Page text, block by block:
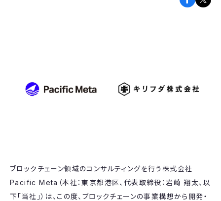
ブロックチェーン領域のコンサルティングを行う株式会社
Pacific Meta（本社：東京都港区、代表取締役：岩崎 翔太、以
下「当社」）は、この度、ブロックチェーンの事業構想から開発・